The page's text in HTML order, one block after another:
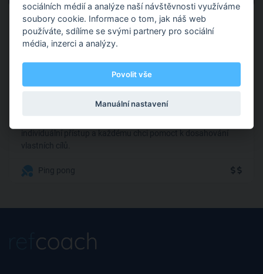
Martin Koblížek
Praha (+ 2 další )
konkrétně trenéřině přibližně šest let. Věnuji se tréninkům od
vlastních cílů.
Ping pong
sociálních médií a analýze naší návštěvnosti využíváme
soubory cookie. Informace o tom, jak náš web
používáte, sdílíme se svými partnery pro sociální
média, inzerci a analýzy.
Povolit vše
Manuální nastavení